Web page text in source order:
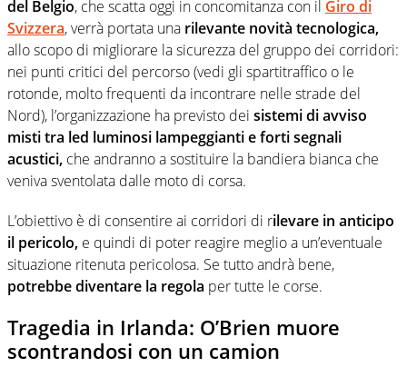
del Belgio, che scatta oggi in concomitanza con il Giro di
Svizzera, verrà portata una rilevante novità tecnologica,
allo scopo di migliorare la sicurezza del gruppo dei corridori:
nei punti critici del percorso (vedi gli spartitraffico o le
rotonde, molto frequenti da incontrare nelle strade del
Nord), l’organizzazione ha previsto dei sistemi di avviso
misti tra led luminosi lampeggianti e forti segnali
acustici, che andranno a sostituire la bandiera bianca che
veniva sventolata dalle moto di corsa.
L’obiettivo è di consentire ai corridori di rilevare in anticipo
il pericolo, e quindi di poter reagire meglio a un’eventuale
situazione ritenuta pericolosa. Se tutto andrà bene,
potrebbe diventare la regola per tutte le corse.
Tragedia in Irlanda: O’Brien muore
scontrandosi con un camion